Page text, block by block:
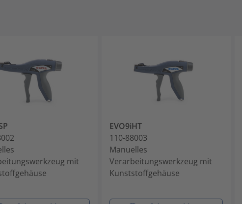
mit
EVO9iHT
110-88003
Manuelles
Verarbeitungswerkzeug mit
Kunststoffgehäuse